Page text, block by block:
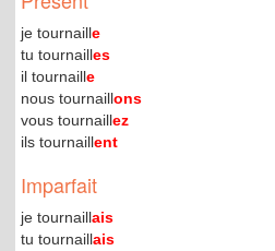
je tournaille
tu tournailles
il tournaille
nous tournaillons
vous tournaillez
ils tournaillent
Imparfait
je tournaillais
tu tournaillais